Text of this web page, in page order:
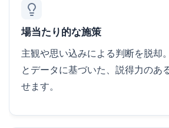
場当たり的な施策
主観や思い込みによる判断を脱却
とデータに基づいた、説得力のあ
せます。